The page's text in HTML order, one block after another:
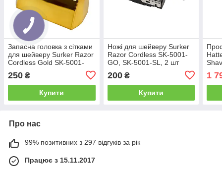
Запасна головка з сітками
для шейверу Surker Razor
Cordless Gold SK-5001-
GO, SK-5001-SL (SR-GO-
2)
250 ₴
Купити
Ножі для шейверу Surker
Razor Cordless SK-5001-
GO, SK-5001-SL, 2 шт
200₴
Купити
1
Про нас
99% позитивних з 297 відгуків за рік
Працює з 15.11.2017